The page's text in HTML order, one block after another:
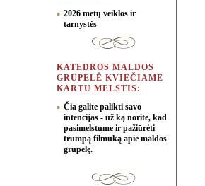
2026 metų veiklos ir
tarnystės
KATEDROS MALDOS
GRUPELĖ KVIEČIAME
KARTU MELSTIS:
Čia galite palikti savo
intencijas - už ką norite, kad
pasimelstume ir pažiūrėti
trumpą filmuką apie maldos
grupelę.